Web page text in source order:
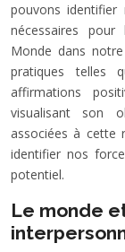
pouvons
nécessaires pour
Monde dans
pratiques telles
affirmations
visualisant son
associées à cette
identifier nos
potentiel.
Le monde